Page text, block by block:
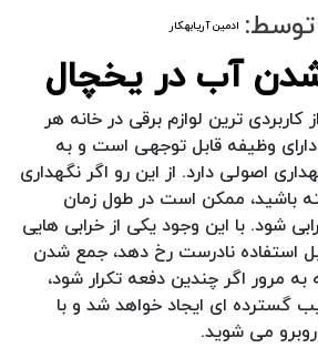
توسط: ادمین آریابهکار
آب در یخچال
ترین لوازم برقی در خانه هر
وظیفه قابل توجهی است و به
اصولی دارد. از این رو اگر نگهداری
باشید، ممکن است در طول زمان
شود. با این وجود یکی از خرابی هایی
استفاده نادرست رخ دهد، جمع شدن
مرور اگر چندین دفعه تکرار شود،
گسترده ای ایجاد خواهد شد و با
می شوید.